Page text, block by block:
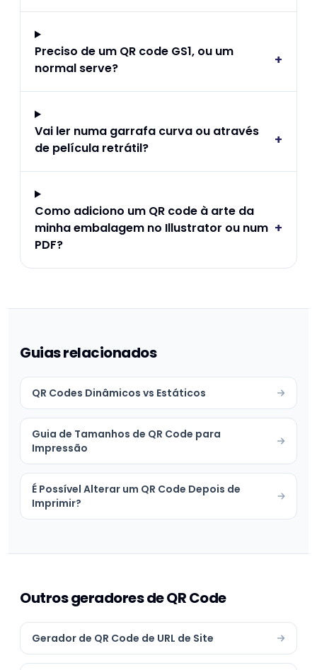
Preciso de um QR code GS1, ou um
normal serve?
+
Vai ler numa garrafa curva ou através
de película retrátil?
+
Como adiciono um QR code à arte da
minha embalagem no Illustrator ou num
PDF?
+
Guias relacionados
QR Codes Dinâmicos vs Estáticos
Guia de Tamanhos de QR Code para
Impressão
É Possível Alterar um QR Code Depois de
Imprimir?
Outros geradores de QR Code
Gerador de QR Code de URL de Site